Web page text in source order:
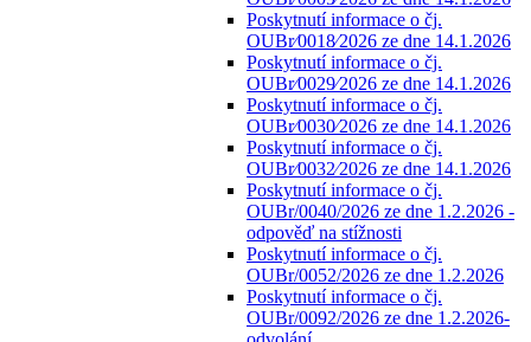
Poskytnutí informace o čj.
OUBr⁄0018⁄2026 ze dne 14.1.2026
Poskytnutí informace o čj.
OUBr⁄0029⁄2026 ze dne 14.1.2026
Poskytnutí informace o čj.
OUBr⁄0030⁄2026 ze dne 14.1.2026
Poskytnutí informace o čj.
OUBr⁄0032⁄2026 ze dne 14.1.2026
Poskytnutí informace o čj.
OUBr/0040/2026 ze dne 1.2.2026 -
odpověď na stížnosti
Poskytnutí informace o čj.
OUBr/0052/2026 ze dne 1.2.2026
Poskytnutí informace o čj.
OUBr/0092/2026 ze dne 1.2.2026-